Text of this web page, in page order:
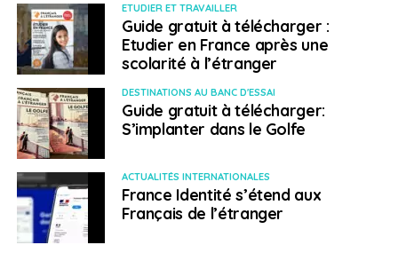
ETUDIER ET TRAVAILLER
Guide gratuit à télécharger :
Etudier en France après une
scolarité à l’étranger
DESTINATIONS AU BANC D'ESSAI
Guide gratuit à télécharger:
S’implanter dans le Golfe
ACTUALITÉS INTERNATIONALES
France Identité s’étend aux
Français de l’étranger